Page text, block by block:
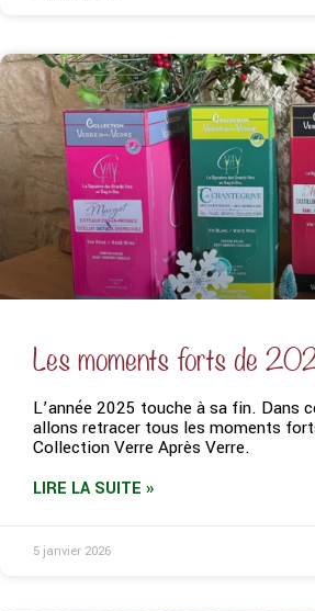
Les moments forts de
L’année 2025 touche à sa fin. Dans
allons retracer tous les moments
Collection Verre Après Verre.
LIRE LA SUITE »
5 janvier 2026